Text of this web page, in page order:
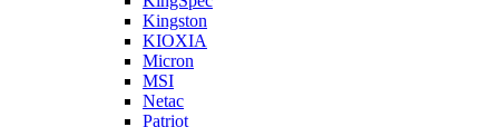
Kingston
KIOXIA
Micron
MSI
Netac
Patriot